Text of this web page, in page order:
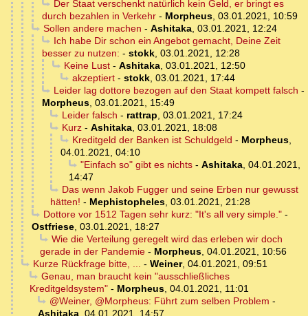
Der Staat verschenkt natürlich kein Geld, er bringt es
durch bezahlen in Verkehr - Morpheus, 03.01.2021, 10:59
Sollen andere machen - Ashitaka, 03.01.2021, 12:24
Ich habe Dir schon ein Angebot gemacht, Deine Zeit
besser zu nutzen: - stokk, 03.01.2021, 12:28
Keine Lust- Ashitaka, 03.01.2021, 12:50
akzeptiert- stokk, 03.01.2021, 17:44
Leider lag dottore bezogen auf den Staat kompett falsch -
Morpheus, 03.01.2021, 15:49
Leider falsch - rattrap, 03.01.2021, 17:24
Kurz- Ashitaka, 03.01.2021, 18:08
Kreditgeld der Banken ist Schuldgeld - Morpheus,
04.01.2021, 04:10
"Einfach so" gibt es nichts- Ashitaka, 04.01.2021,
14:47
Das wenn Jakob Fugger und seine Erben nur gewusst
hätten! - Mephistopheles, 03.01.2021, 21:28
Dottore vor 1512 Tagen sehr kurz: "It's all very simple."-
Ostfriese, 03.01.2021, 18:27
Wie die Verteilung geregelt wird das erleben wir doch
gerade in der Pandemie - Morpheus, 04.01.2021, 10:56
Kurze Rückfrage bitte, ... - Weiner, 04.01.2021, 09:51
Genau, man braucht kein "ausschließliches
Kreditgeldsystem" - Morpheus, 04.01.2021, 11:01
@Weiner, @Morpheus: Führt zum selben Problem -
Ashitaka, 04.01.2021, 14:57